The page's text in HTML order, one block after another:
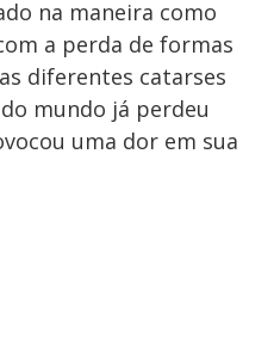
na maneira como
a perda de formas
diferentes catarses
mundo já perdeu
uma dor em sua